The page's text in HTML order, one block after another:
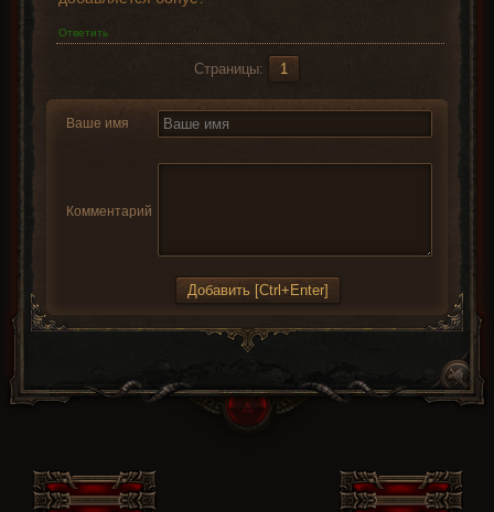
Ответить
Страницы: 1
Ваше имя
Комментарий